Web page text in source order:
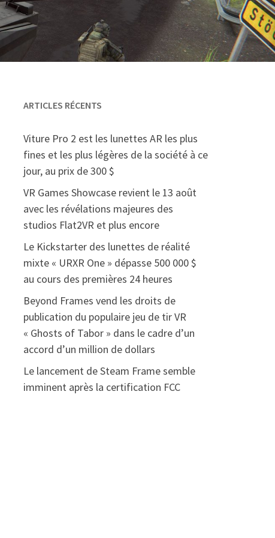
ARTICLES RÉCENTS
Viture Pro 2 est les lunettes AR les plus
fines et les plus légères de la société à ce
jour, au prix de 300 $
VR Games Showcase revient le 13 août
avec les révélations majeures des
studios Flat2VR et plus encore
Le Kickstarter des lunettes de réalité
mixte « URXR One » dépasse 500 000 $
au cours des premières 24 heures
Beyond Frames vend les droits de
publication du populaire jeu de tir VR
« Ghosts of Tabor » dans le cadre d’un
accord d’un million de dollars
Le lancement de Steam Frame semble
imminent après la certification FCC